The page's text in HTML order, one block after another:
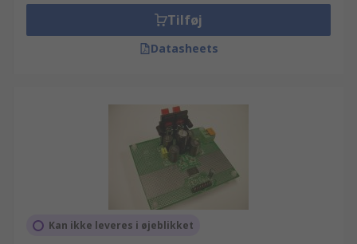
Tilføj
Datasheets
Kan ikke leveres i øjeblikket